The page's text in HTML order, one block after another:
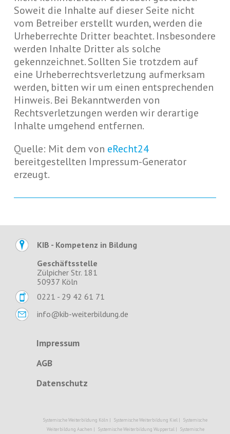
Soweit die Inhalte auf dieser Seite nicht
vom Betreiber erstellt wurden, werden die
Urheberrechte Dritter beachtet. Insbesondere
werden Inhalte Dritter als solche
gekennzeichnet. Sollten Sie trotzdem auf
eine Urheberrechtsverletzung aufmerksam
werden, bitten wir um einen entsprechenden
Hinweis. Bei Bekanntwerden von
Rechtsverletzungen werden wir derartige
Inhalte umgehend entfernen.
Quelle: Mit dem von eRecht24
bereitgestellten Impressum-Generator
erzeugt.
KIB - Kompetenz in Bildung
Geschäftsstelle
Zülpicher Str. 181
50937 Köln
0221 - 29 42 61 71
info@kib-weiterbildung.de
Impressum
AGB
Datenschutz
Systemische Weiterbildung Köln | Systemische Weiterbildung Kiel |
Systemische
Weiterbildung Aachen | Systemische Weiterbildung Wuppertal | Systemische